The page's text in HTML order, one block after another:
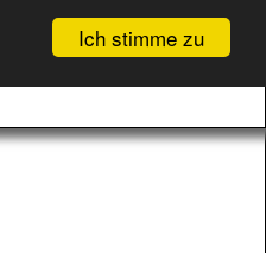
Ich stimme zu
Registrierung
GEBOTSLISTE (